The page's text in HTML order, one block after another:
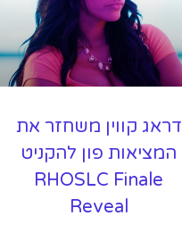
דראג קווין משחזר את
המציאות פון להקניט
RHOSLC Finale
Reveal